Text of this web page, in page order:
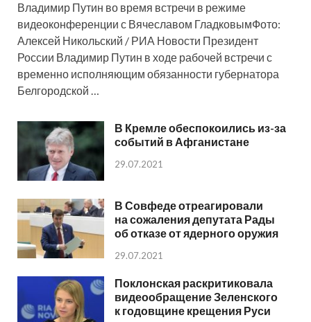
Владимир Путин во время встречи в режиме
видеоконференции с Вячеславом ГладковымФото:
Алексей Никольский / РИА Новости Президент
России Владимир Путин в ходе рабочей встречи с
временно исполняющим обязанности губернатора
Белгородской …
В Кремле обеспокоились из-за
событий в Афганистане
29.07.2021
В Совфеде отреагировали
на сожаления депутата Рады
об отказе от ядерного оружия
29.07.2021
Поклонская раскритиковала
видеообращение Зеленского
к годовщине крещения Руси